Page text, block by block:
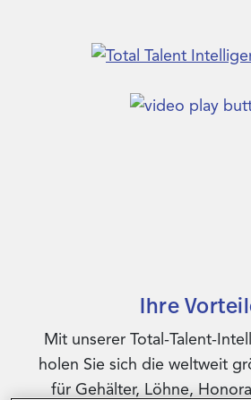
Ihre
Mit unserer Total-Talent-
holen Sie sich die weltweit
für Gehälter, Löhne,